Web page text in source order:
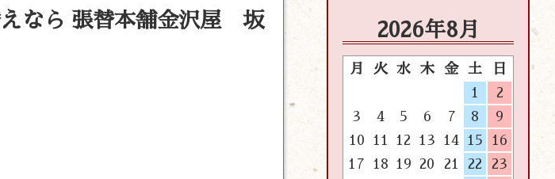
えなら 張替本舗金沢屋 坂
2026年8月
月 火 水 木 金 土
日
1
2
3
4 5 6 7 8
9
10
11 12 13 14 15
16
17
18 19 20 21 22
23